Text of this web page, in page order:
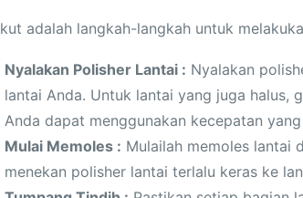
adalah langkah-langkah untuk
Nyalakan Polisher Lantai : Nyalakan
lantai Anda. Untuk lantai yang juga halus,
Anda dapat menggunakan kecepatan
Mulai Memoles : Mulailah memoles lantai
menekan polisher lantai terlalu keras ke